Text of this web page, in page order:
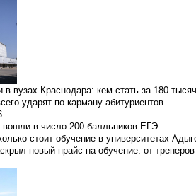
вузах Краснодара: кем стать за 180
ударят по карману абитуриентов
в число 200-балльников ЕГЭ
стоит обучение в университетах
новый прайс на обучение: от